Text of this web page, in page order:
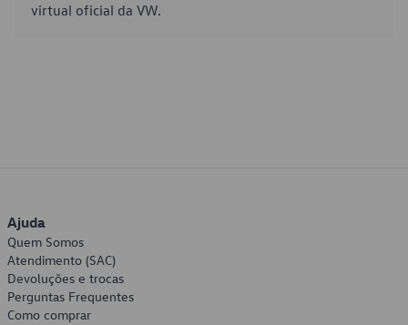
virtual oficial da VW.
Ajuda
Quem Somos
Atendimento (SAC)
Devoluções e trocas
Perguntas Frequentes
Como comprar